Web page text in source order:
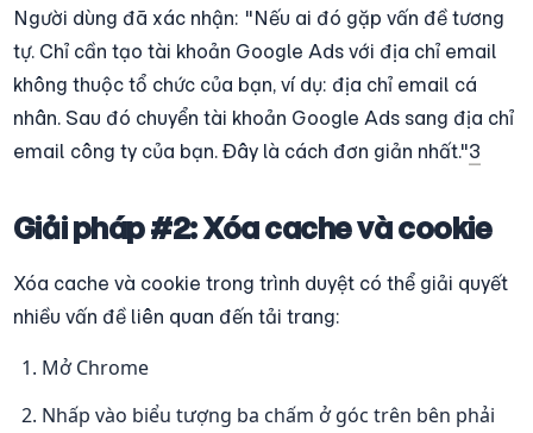
Người dùng đã xác nhận: "Nếu ai đó gặp vấn đề tương
tự. Chỉ cần tạo tài khoản Google Ads với địa chỉ email
không thuộc tổ chức của bạn, ví dụ: địa chỉ email cá
nhân. Sau đó chuyển tài khoản Google Ads sang địa chỉ
email công ty của bạn. Đây là cách đơn giản nhất."3
Giải pháp #2: Xóa cache và cookie
Xóa cache và cookie trong trình duyệt có thể giải quyết
nhiều vấn đề liên quan đến tải trang:
Mở Chrome
Nhấp vào biểu tượng ba chấm ở góc trên bên phải